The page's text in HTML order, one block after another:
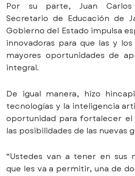
Por su parte, Juan Carlos
Secretario de Educación de
Gobierno del Estado impulsa
innovadoras para que las y
mayores oportunidades de
integral.
De igual manera, hizo
tecnologías y la inteligencia
oportunidad para fortalecer el
las posibilidades de las nuevas
“Ustedes van a tener en sus
que les va a permitir, una de